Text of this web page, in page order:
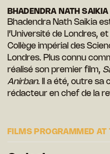
BHADENDRA NATH SAIKIA
Bhadendra Nath Saikia
l’Université de Londres,
Collège impérial des
Londres. Plus connu
réalisé son premier film,
Anirban. Il a été, outre sa
rédacteur en chef de la
FILMS PROGRAMMED AT